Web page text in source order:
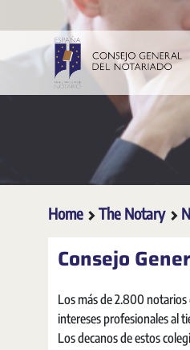
Skip to Main Content
Home The Notary
Consejo
Los más de 2.800 notarios
intereses profesionales al
Los decanos de estos